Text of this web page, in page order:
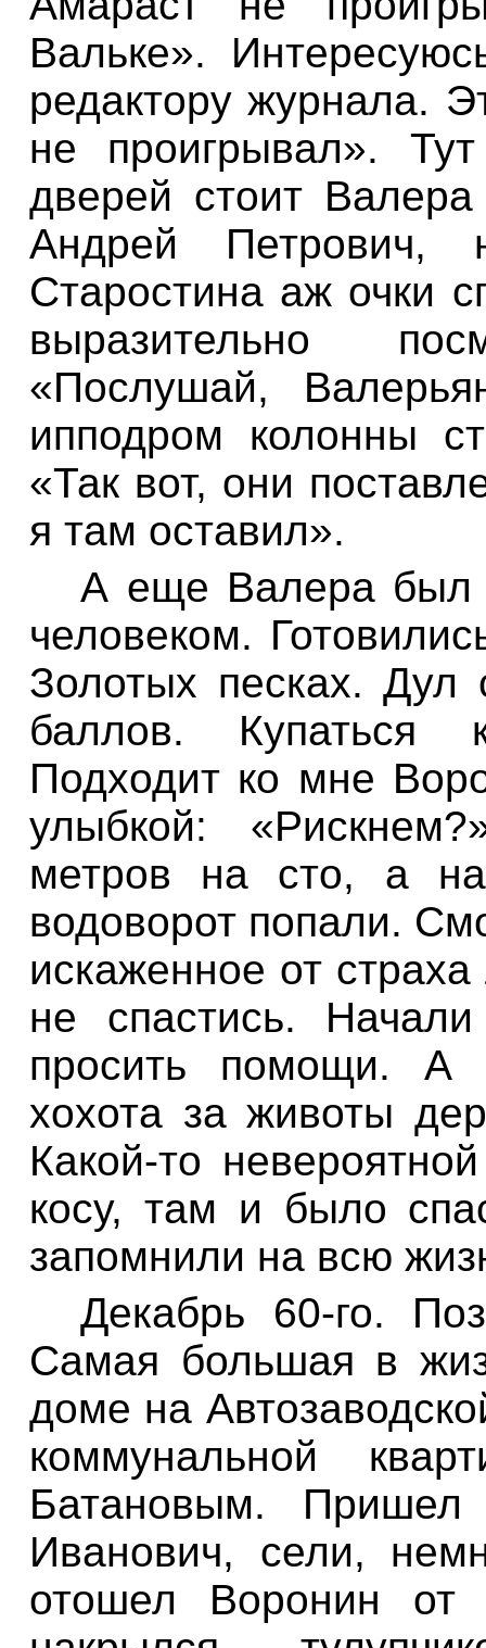
Вальке».
редактору журнала.
не
проигрывал». Тут
дверей стоит Валера
Андрей
Петрович,
Старостина аж очки
выразительно
«Послушай,
ипподром
колонны
«Так вот, они
я там оставил».
А еще Валера был
человеком.
Золотых песках.Дул
баллов. Купаться
Подходит ко мне
улыбкой: «Рискнем?
метров
на сто, а
водоворот попали.
искаженное от страха
не
спастись. Начали
просить
помощи. А
хохота за животы
Какой-то невероятной
косу, там и было
запомнили на всю
Декабрь 60-го.
Самая большая в
доме на
коммунальной
Батановым. Пришел
Иванович, сели,
отошел Воронин
от